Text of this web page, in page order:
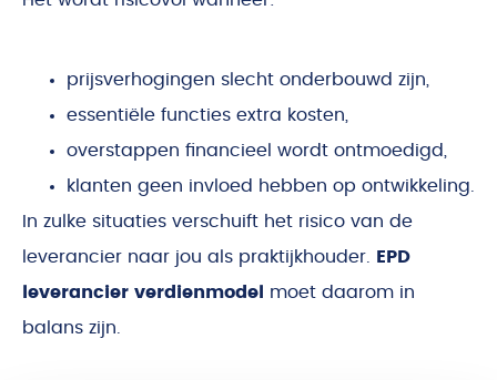
prijsverhogingen slecht onderbouwd zijn,
essentiële functies extra kosten,
overstappen financieel wordt ontmoedigd,
klanten geen invloed hebben op ontwikkeling.
In zulke situaties verschuift het risico van de
leverancier naar jou als praktijkhouder.
EPD
leverancier verdienmodel moet daarom in
balans zijn.